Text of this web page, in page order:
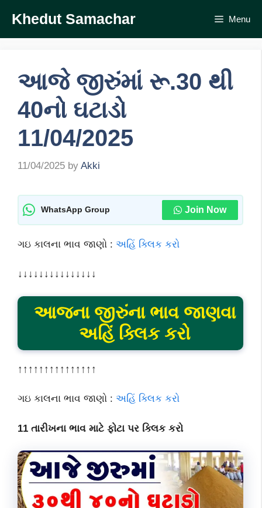
content
Khedut Samachar Menu
આજે જીરુંમાં રૂ.30 થી
40નો ઘટાડો
11/04/2025
11/04/2025 by Akki
WhatsApp Group Join Now
ગઇ કાલના ભાવ જાણો : અહિં ક્લિક કરો
↓↓↓↓↓↓↓↓↓↓↓↓↓↓↓
આજના જીરુંના ભાવ જાણવા
અહિં ક્લિક કરો
↑↑↑↑↑↑↑↑↑↑↑↑↑↑↑
ગઇ કાલના ભાવ જાણો : અહિં ક્લિક કરો
11 તારીખના ભાવ માટે ફોટા પર ક્લિક કરો